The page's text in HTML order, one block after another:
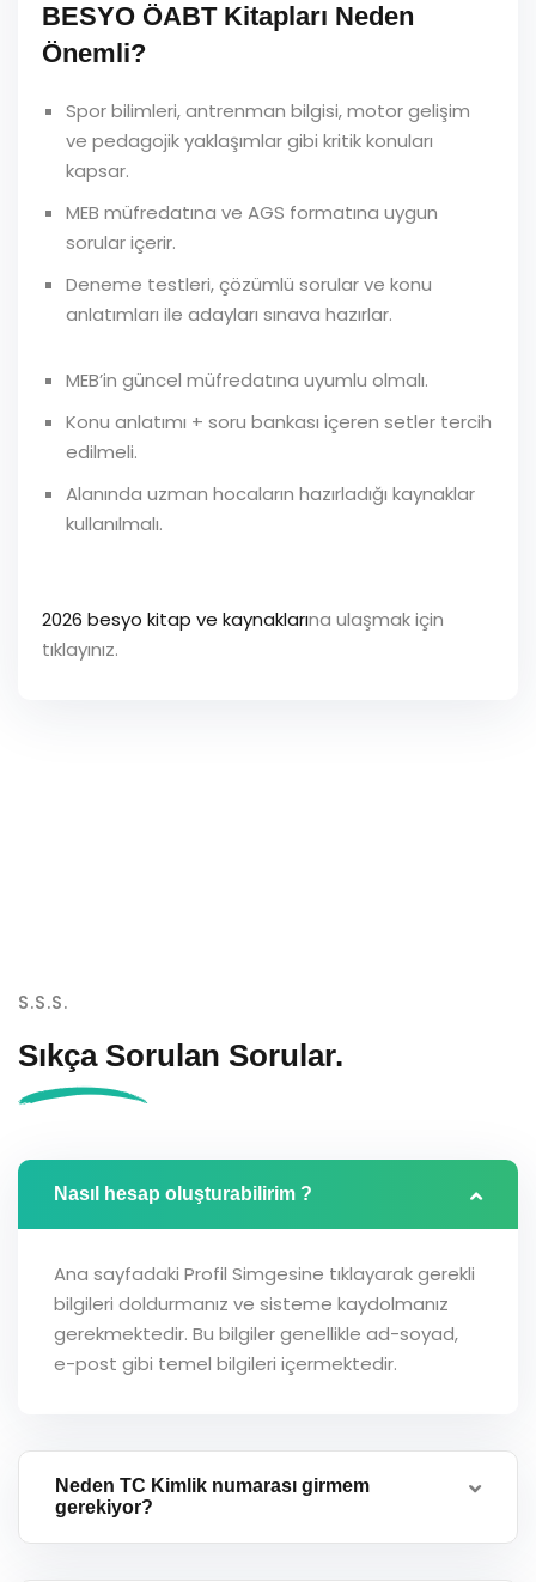
BESYO ÖABT Kitapları Neden
Önemli?
Spor bilimleri, antrenman bilgisi, motor gelişim
ve pedagojik yaklaşımlar gibi kritik konuları
kapsar.
MEB müfredatına ve AGS formatına uygun
sorular içerir.
Deneme testleri, çözümlü sorular ve konu
anlatımları ile adayları sınava hazırlar.
MEB’in güncel müfredatına uyumlu olmalı.
Konu anlatımı + soru bankası içeren setler tercih
edilmeli.
Alanında uzman hocaların hazırladığı kaynaklar
kullanılmalı.
2026 besyo kitap ve kaynaklarına ulaşmak için
tıklayınız.
S.S.S.
Sıkça Sorulan Sorular.
Nasıl hesap oluşturabilirim ?
Ana sayfadaki Profil Simgesine tıklayarak gerekli
bilgileri doldurmanız ve sisteme kaydolmanız
gerekmektedir. Bu bilgiler genellikle ad-soyad,
e-post gibi temel bilgileri içermektedir.
Neden TC Kimlik numarası girmem
gerekiyor?